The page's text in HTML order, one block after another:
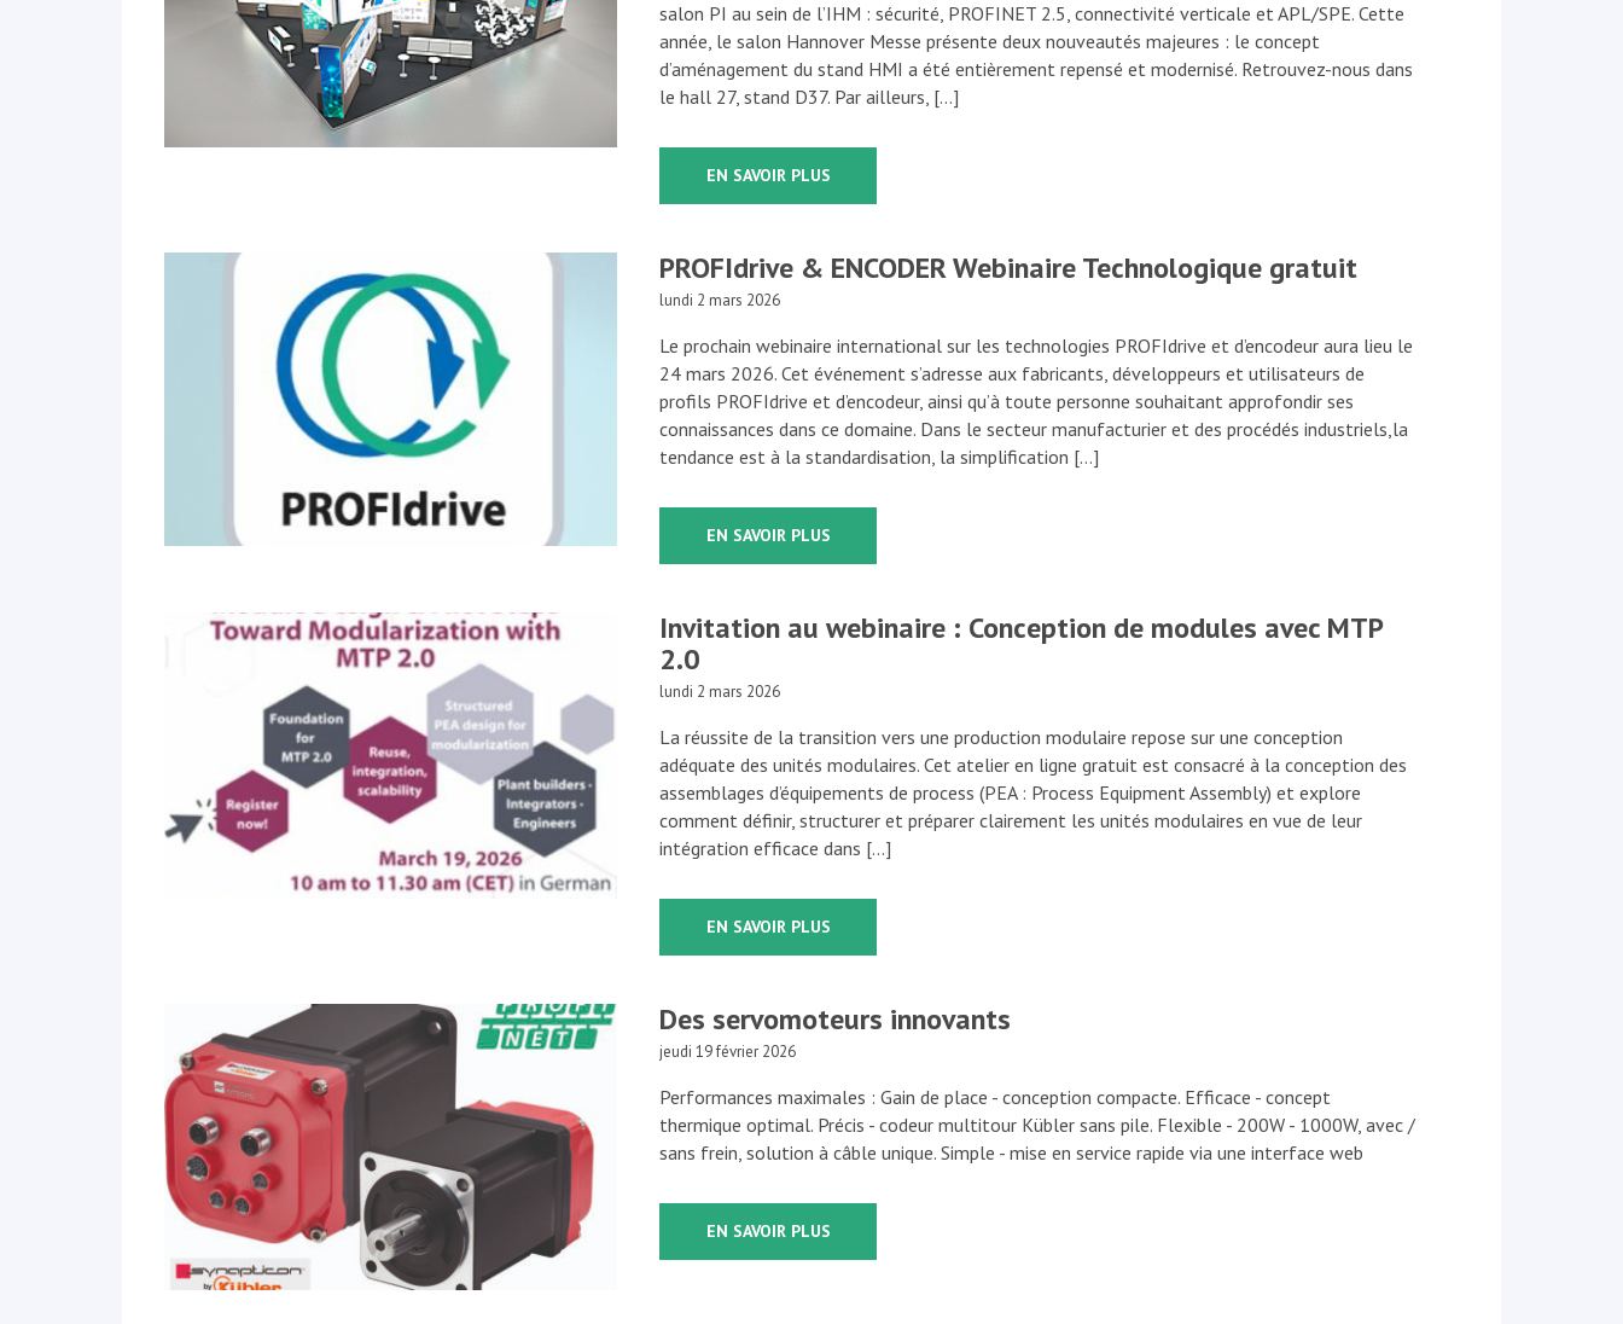
salon PI au sein de l’IHM : sécurité, PROFINET 2.5, connectivité verticale et APL/SPE. Cette
année, le salon Hannover Messe présente deux nouveautés majeures : le concept
d’aménagement du stand HMI a été entièrement repensé et modernisé. Retrouvez-nous dans
le hall 27, stand D37. Par ailleurs, […]
EN SAVOIR PLUS
PROFIdrive & ENCODER Webinaire Technologique gratuit
lundi 2 mars 2026
Le prochain webinaire international sur les technologies PROFIdrive et d’encodeur aura lieu le
24 mars 2026. Cet événement s’adresse aux fabricants, développeurs et utilisateurs de
profils PROFIdrive et d’encodeur, ainsi qu’à toute personne souhaitant approfondir ses
connaissances dans ce domaine. Dans le secteur manufacturier et des procédés industriels,la
tendance est à la standardisation, la simplification […]
EN SAVOIR PLUS
Invitation au webinaire : Conception de modules avec MTP
2.0
lundi 2 mars 2026
La réussite de la transition vers une production modulaire repose sur une conception
adéquate des unités modulaires. Cet atelier en ligne gratuit est consacré à la conception des
assemblages d’équipements de process (PEA : Process Equipment Assembly) et explore
comment définir, structurer et préparer clairement les unités modulaires en vue de leur
intégration efficace dans […]
EN SAVOIR PLUS
Des servomoteurs innovants
jeudi 19 février 2026
Performances maximales : Gain de place - conception compacte. Efficace - concept
thermique optimal. Précis - codeur multitour Kübler sans pile. Flexible - 200W - 1000W, avec /
sans frein, solution à câble unique. Simple - mise en service rapide via une interface web
EN SAVOIR PLUS